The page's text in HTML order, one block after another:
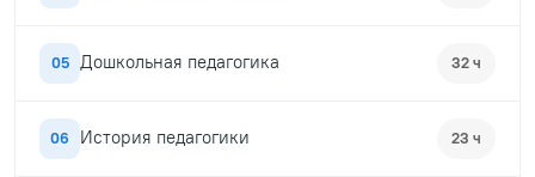
05 Дошкольная педагогика 32 ч
06 История педагогики 23 ч